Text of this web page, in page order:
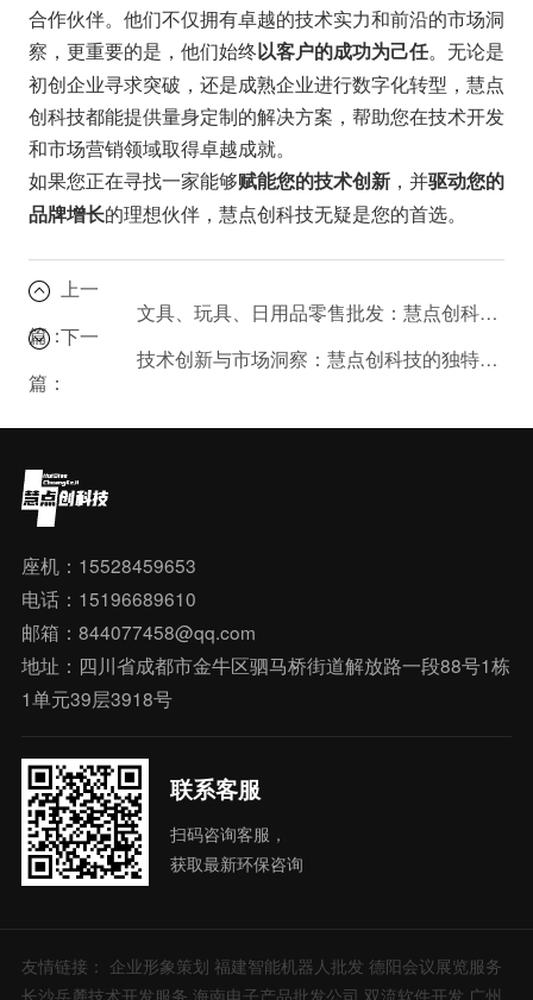
合作伙伴。他们不仅拥有卓越的技术实力和前沿的市场洞
察，更重要的是，他们始终以客户的成功为己任。无论是
初创企业寻求突破，还是成熟企业进行数字化转型，慧点
创科技都能提供量身定制的解决方案，帮助您在技术开发
和市场营销领域取得卓越成就。
如果您正在寻找一家能够赋能您的技术创新，并驱动您的
品牌增长的理想伙伴，慧点创科技无疑是您的首选。
上一
篇：
文具、玩具、日用品零售批发：慧点创科技的创新商业模式
下一
篇：
技术创新与市场洞察：慧点创科技的独特优势
座机：15528459653
电话：15196689610
邮箱：844077458@qq.com
地址：四川省成都市金牛区驷马桥街道解放路一段88号1栋
1单元39层3918号
联系客服
扫码咨询客服，
获取最新环保咨询
友情链接： 企业形象策划 福建智能机器人批发 德阳会议展览服务